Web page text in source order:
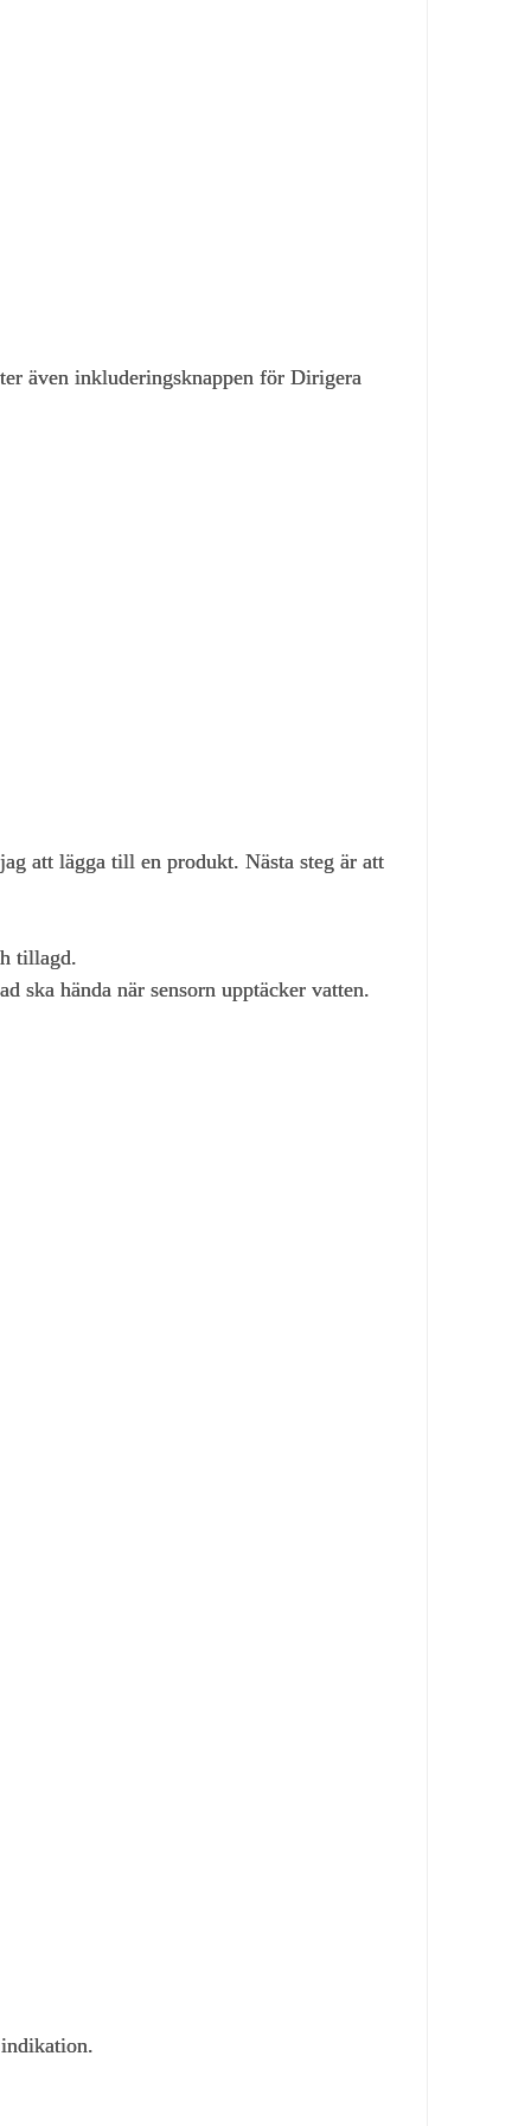
även inkluderingsknappen för Dirigera
att lägga till en produkt. Nästa steg är att
tillagd.
ska hända när sensorn upptäcker vatten.